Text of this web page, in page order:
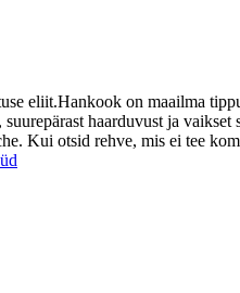
eliit.Hankook on maailma
haarduvust ja
Kui otsid rehve, mis ei tee